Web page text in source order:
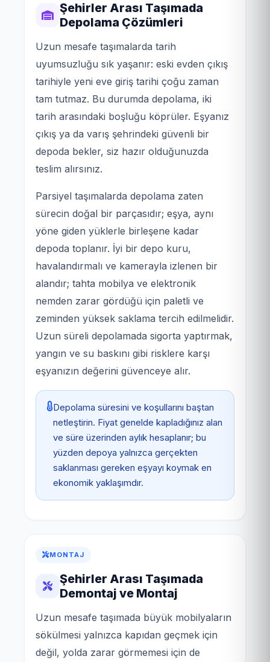
Şehirler Arası Taşımada
Depolama Çözümleri
Uzun mesafe taşımalarda tarih
uyumsuzluğu sık yaşanır: eski evden çıkış
tarihiyle yeni eve giriş tarihi çoğu zaman
tam tutmaz. Bu durumda depolama, iki
tarih arasındaki boşluğu köprüler. Eşyanız
çıkış ya da varış şehrindeki güvenli bir
depoda bekler, siz hazır olduğunuzda
teslim alırsınız.
Parsiyel taşımalarda depolama zaten
sürecin doğal bir parçasıdır; eşya, aynı
yöne giden yüklerle birleşene kadar
depoda toplanır. İyi bir depo kuru,
havalandırmalı ve kamerayla izlenen bir
alandır; tahta mobilya ve elektronik
nemden zarar gördüğü için paletli ve
zeminden yüksek saklama tercih edilmelidir.
Uzun süreli depolamada sigorta yaptırmak,
yangın ve su baskını gibi risklere karşı
eşyanızın değerini güvenceye alır.
Depolama süresini ve koşullarını baştan
netleştirin. Fiyat genelde kapladığınız alan
ve süre üzerinden aylık hesaplanır; bu
yüzden depoya yalnızca gerçekten
saklanması gereken eşyayı koymak en
ekonomik yaklaşımdır.
MONTAJ
Şehirler Arası Taşımada
Demontaj ve Montaj
Uzun mesafe taşımada büyük mobilyaların
sökülmesi yalnızca kapıdan geçmek için
değil, yolda zarar görmemesi için de